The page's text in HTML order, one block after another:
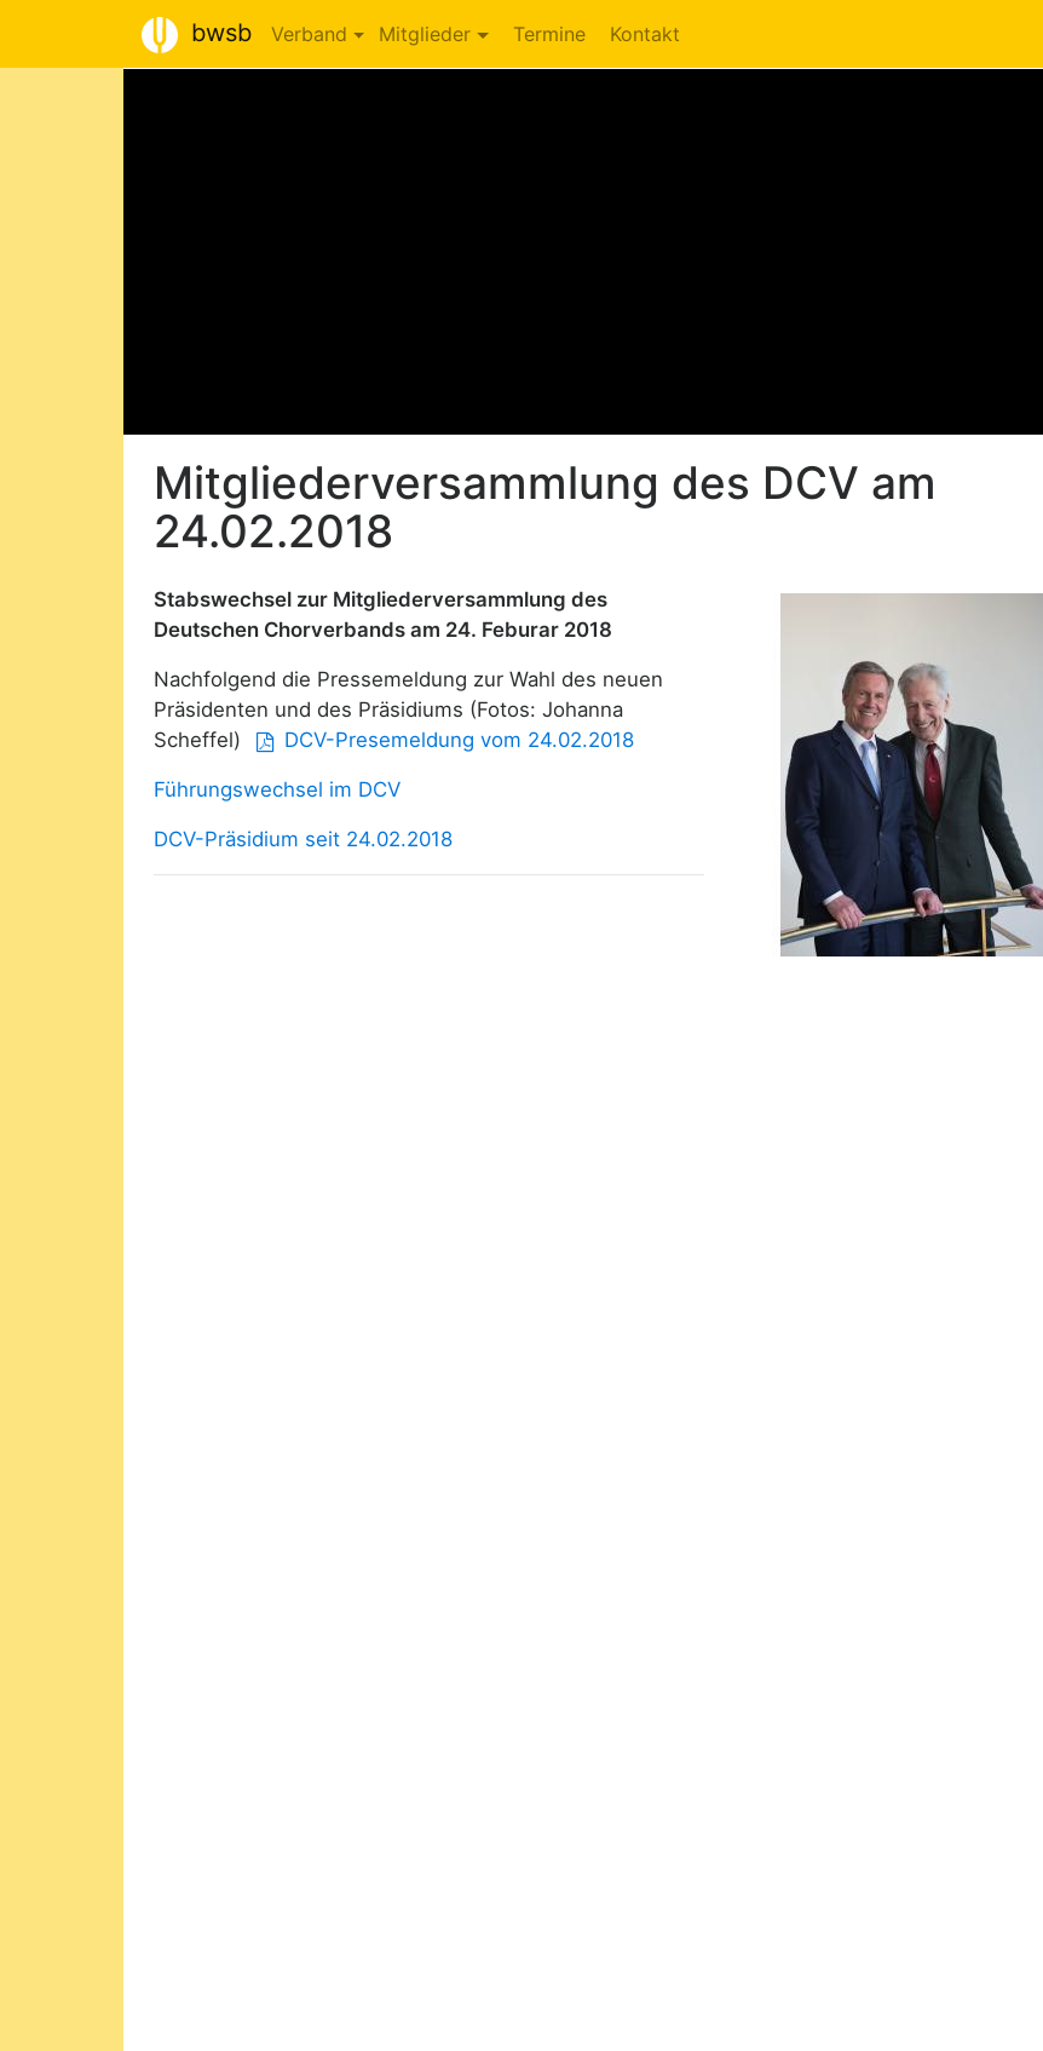
bwsb Verband Mitglieder Termine Kontakt
Mitgliederversammlung des DCV am
24.02.2018
Stabswechsel zur Mitgliederversammlung des
Deutschen Chorverbands am 24. Feburar 2018
Nachfolgend die Pressemeldung zur Wahl des neuen
Präsidenten und des Präsidiums (Fotos: Johanna
Scheffel)
DCV-Presemeldung vom 24.02.2018
Führungswechsel im DCV
DCV-Präsidium seit 24.02.2018